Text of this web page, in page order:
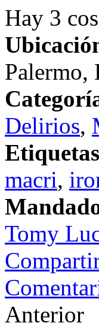
Hay 3
Palermo,
Delirios,
macri,
Tomy
Anterior